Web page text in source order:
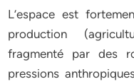
L’espace est
production
fragmenté par des
pressions